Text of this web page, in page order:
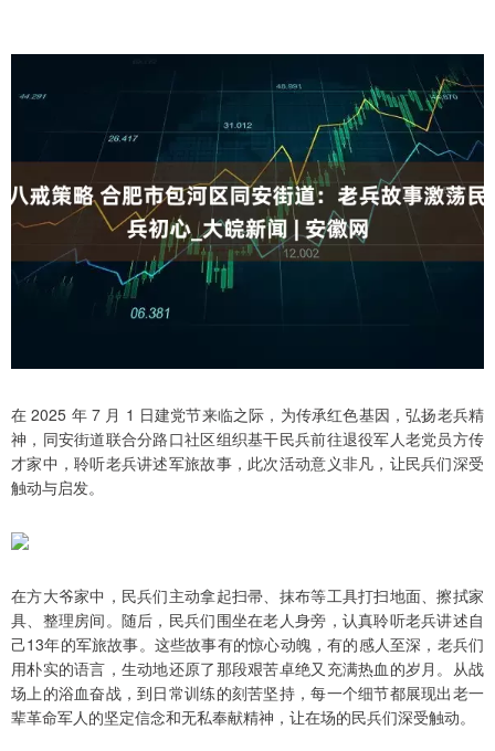
在 2025 年 7 月 1 日建党节来临之际，为传承红色基因，弘扬老兵精
神，同安街道联合分路口社区组织基干民兵前往退役军人老党员方传
才家中，聆听老兵讲述军旅故事，此次活动意义非凡，让民兵们深受
触动与启发。
在方大爷家中，民兵们主动拿起扫帚、抹布等工具打扫地面、擦拭家
具、整理房间。随后，民兵们围坐在老人身旁，认真聆听老兵讲述自
己13年的军旅故事。这些故事有的惊心动魄，有的感人至深，老兵们
用朴实的语言，生动地还原了那段艰苦卓绝又充满热血的岁月。从战
场上的浴血奋战，到日常训练的刻苦坚持，每一个细节都展现出老一
辈革命军人的坚定信念和无私奉献精神，让在场的民兵们深受触动。